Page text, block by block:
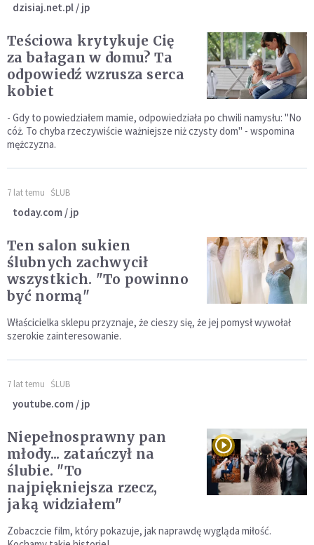
dzisiaj.net.pl / jp
Teściowa krytykuje Cię
za bałagan w domu? Ta
odpowiedź wzrusza serca
kobiet
- Gdy to powiedziałem mamie, odpowiedziała po chwili namysłu: "No
cóż. To chyba rzeczywiście ważniejsze niż czysty dom" - wspomina
mężczyzna.
7 lat temu ŚLUB
today.com / jp
Ten salon sukien
ślubnych zachwycił
wszystkich. "To powinno
być normą"
Właścicielka sklepu przyznaje, że cieszy się, że jej pomysł wywołał
szerokie zainteresowanie.
7 lat temu ŚLUB
youtube.com / jp
Niepełnosprawny pan
młody... zatańczył na
ślubie. "To
najpiękniejsza rzecz,
jaką widziałem"
Zobaczcie film, który pokazuje, jak naprawdę wygląda miłość.